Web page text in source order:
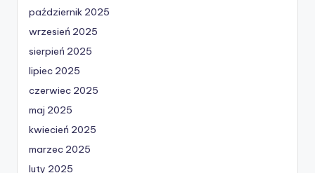
październik 2025
wrzesień 2025
sierpień 2025
lipiec 2025
czerwiec 2025
maj 2025
kwiecień 2025
marzec 2025
luty 2025